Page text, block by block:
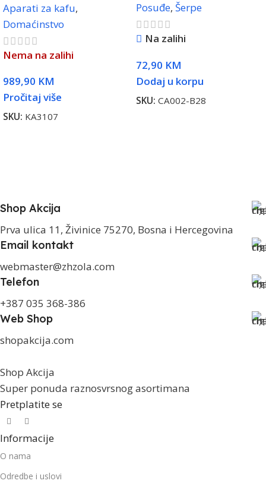
Aparati za kafu,
Domaćinstvo
Nema na zalihi
989,90 KM
Pročitaj više
SKU: KA3107
Posuđe, Šerpe
Na zalihi
72,90 KM
Dodaj u korpu
SKU: CA002-B28
Shop Akcija
Prva ulica 11, Živinice 75270, Bosna i Hercegovina
Email kontakt
webmaster@zhzola.com
Telefon
+387 035 368-386
Web Shop
shopakcija.com
Shop Akcija
Super ponuda raznosvrsnog asortimana
Pretplatite se
Informacije
O nama
Odredbe i uslovi